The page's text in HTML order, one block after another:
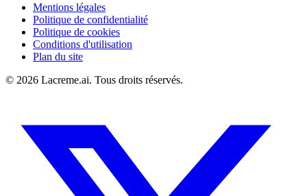
Mentions légales
Politique de confidentialité
Politique de cookies
Conditions d'utilisation
Plan du site
© 2026 Lacreme.ai. Tous droits réservés.